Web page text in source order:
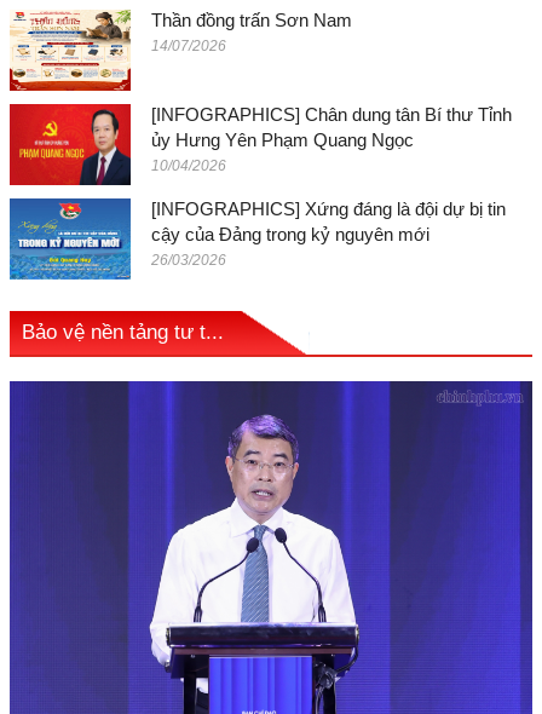
Thần đồng trấn Sơn Nam
14/07/2026
[INFOGRAPHICS] Chân dung tân Bí thư Tỉnh
ủy Hưng Yên Phạm Quang Ngọc
10/04/2026
[INFOGRAPHICS] Xứng đáng là đội dự bị tin
cậy của Đảng trong kỷ nguyên mới
26/03/2026
Bảo vệ nền tảng tư t...